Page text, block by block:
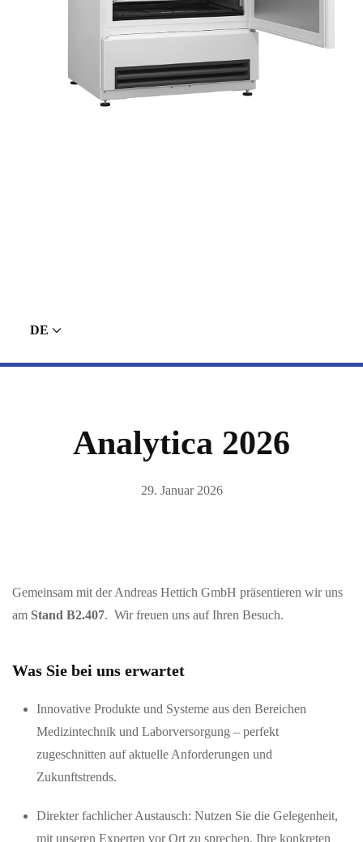
DE
Analytica 2026
29. Januar 2026
Gemeinsam mit der Andreas Hettich GmbH präsentieren wir uns
am Stand B2.407. Wir freuen uns auf Ihren Besuch.
Was Sie bei uns erwartet
Innovative Produkte und Systeme aus den Bereichen
Medizintechnik und Laborversorgung – perfekt
zugeschnitten auf aktuelle Anforderungen und
Zukunftstrends.
Direkter fachlicher Austausch: Nutzen Sie die Gelegenheit,
mit unseren Experten vor Ort zu sprechen, Ihre konkreten